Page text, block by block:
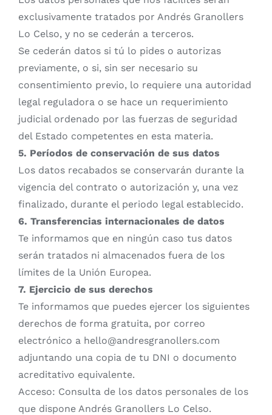
exclusivamente tratados por Andrés Granollers
Lo Celso, y no se cederán a terceros.
Se cederán datos si tú lo pides o autorizas
previamente, o si, sin ser necesario su
consentimiento previo, lo requiere una autoridad
legal reguladora o se hace un requerimiento
judicial ordenado por las fuerzas de seguridad
del Estado competentes en esta materia.
5. Períodos de conservación de sus datos
Los datos recabados se conservarán durante la
vigencia del contrato o autorización y, una vez
finalizado, durante el periodo legal establecido.
6. Transferencias internacionales de datos
Te informamos que en ningún caso tus datos
serán tratados ni almacenados fuera de los
límites de la Unión Europea.
7. Ejercicio de sus derechos
Te informamos que puedes ejercer los siguientes
derechos de forma gratuita, por correo
electrónico a hello@andresgranollers.com
adjuntando una copia de tu DNI o documento
acreditativo equivalente.
Acceso: Consulta de los datos personales de los
que dispone Andrés Granollers Lo Celso.